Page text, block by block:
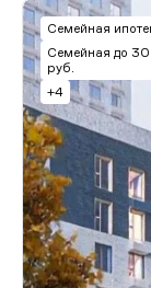
Семейная
Семейная до
руб.
+4